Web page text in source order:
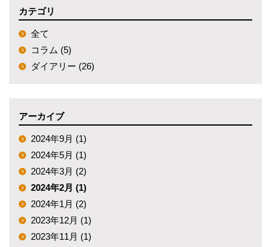
カテゴリ
全て
コラム (5)
ダイアリー (26)
アーカイブ
2024年9月 (1)
2024年5月 (1)
2024年3月 (2)
2024年2月 (1)
2024年1月 (2)
2023年12月 (1)
2023年11月 (1)